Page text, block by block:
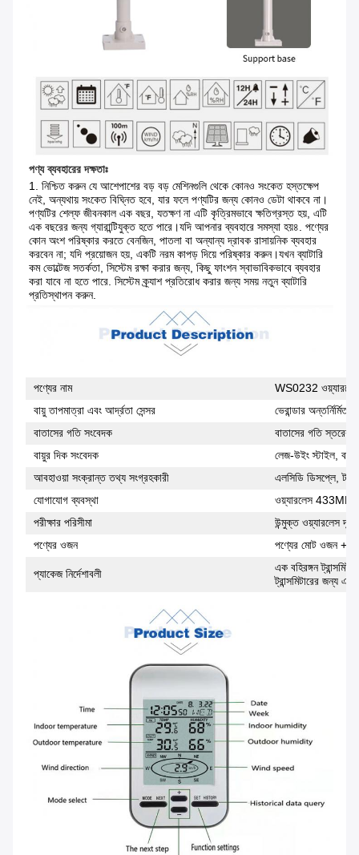
পণ্য ব্যবহারের দক্ষতাঃ
1. নিশ্চিত করুন যে আশেপাশের বড় বড় মেশিনগুলি থেকে কোনও সংকেত হস্তক্ষেপ
নেই, অন্যথায় সংকেত বিঘ্নিত হবে, যার ফলে পণ্যটির জন্য কোনও ডেটা থাকবে না।
পণ্যটির শেল্ফ জীবনকাল এক বছর, যতক্ষণ না এটি কৃত্রিমভাবে ক্ষতিগ্রস্ত হয়, এটি
এক বছরের জন্য গ্যারান্টিযুক্ত হতে পারে।যদি আপনার ব্যবহারে সমস্যা হয়৪. পণ্যের
কোন অংশ পরিষ্কার করতে বেনজিন, পাতলা বা অন্যান্য দ্রাবক রাসায়নিক ব্যবহার
করবেন না; যদি প্রয়োজন হয়, একটি নরম কাপড় দিয়ে পরিষ্কার করুন।যখন ব্যাটারি
কম ভোল্টেজ সতর্কতা, সিস্টেম রক্ষা করার জন্য, কিছু ফাংশন স্বাভাবিকভাবে ব্যবহার
করা যাবে না হতে পারে. সিস্টেম ক্র্যাশ প্রতিরোধ করার জন্য সময় নতুন ব্যাটারি
প্রতিস্থাপন করুন.
পণ্যের নাম
WS0232 ওয়্যারলেস
বায়ু তাপমাত্রা এবং আর্দ্রতা সেন্সর
ভেরান্ডার অন্তর্নির্মিত
বাতাসের গতি সংবেদক
বাতাসের গতি স্তরের
বায়ুর দিক সংবেদক
লেজ-উইং স্টাইল,
আবহাওয়া সংক্রান্ত তথ্য সংগ্রহকারী
এলসিডি ডিসপ্লে,
যোগাযোগ ব্যবস্থা
ওয়্যারলেস 433MHz
পরীক্ষার পরিসীমা
উন্মুক্ত ওয়্যারলেস
পণ্যের ওজন
পণ্যের মোট ওজন +
প্যাকেজ নির্দেশাবলী
এক বহিরঙ্গন
ট্রান্সমিটারের জন্য এক